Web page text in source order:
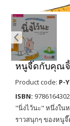
หนูจี๊ดกับคุณจิ้
Product code: P-
ISBN:
"นิ่งไว้นะ" หนึ่งใน
ราวสนุกๆ ของหนู